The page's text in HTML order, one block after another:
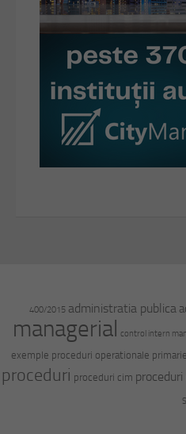
400/2015 administratia publica
managerial control intern
exemple proceduri operationale primarie
proceduri proceduri cim